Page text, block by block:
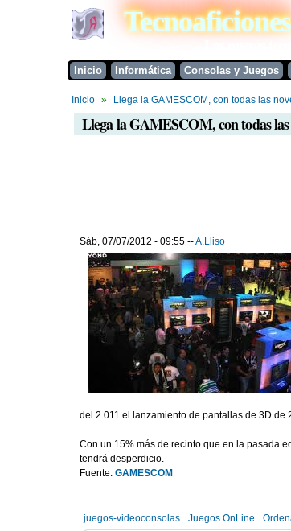
Tecnoaficiones
Inicio Informática Consolas y Juegos
Se encuentra usted aquí
Inicio » Llega la GAMESCOM, con todas las
Llega la GAMESCOM, con todas las
Sáb, 07/07/2012 - 09:55 --A.Lliso
del 2.011 el lanzamiento de pantallas de 3D de
Con un 15% más de recinto que en la pasada
tendrá desperdicio.
Fuente: GAMESCOM
juegos-videoconsolas Juegos OnLine